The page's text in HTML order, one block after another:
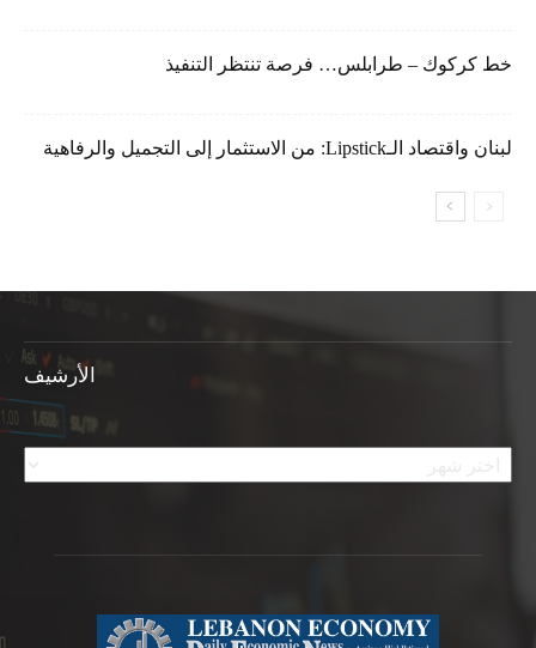
خط كركوك – طرابلس… فرصة تنتظر التنفيذ
لبنان واقتصاد الـLipstick: من الاستثمار إلى التجميل والرفاهية
الأرشيف
الأرشيف